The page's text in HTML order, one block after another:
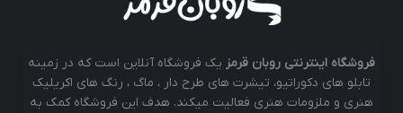
فروشگاه اینترنتی روبان قرمز یک فروشگاه آنلاین است که در زمینه
تابلو های دکوراتیو، تیشرت های طرح دار ، ماگ ، رنگ های اکریلیک
هنری و ملزومات هنری فعالیت میکند. هدف این فروشگاه کمک به